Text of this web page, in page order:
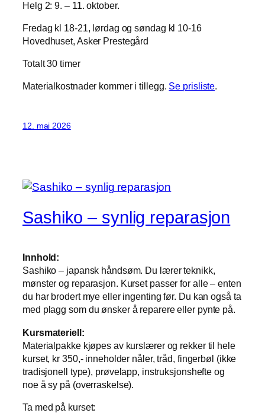
Helg 2: 9. – 11. oktober.
Fredag kl 18-21, lørdag og søndag kl 10-16
Hovedhuset, Asker Prestegård
Totalt 30 timer
Materialkostnader kommer i tillegg. Se prisliste.
12. mai 2026
Sashiko – synlig reparasjon
Innhold:
Sashiko – japansk håndsøm. Du lærer teknikk,
mønster og reparasjon. Kurset passer for alle – enten
du har brodert mye eller ingenting før. Du kan også ta
med plagg som du ønsker å reparere eller pynte på.
Kursmateriell:
Materialpakke kjøpes av kurslærer og rekker til hele
kurset, kr 350,- inneholder nåler, tråd, fingerbøl (ikke
tradisjonell type), prøvelapp, instruksjonshefte og
noe å sy på (overraskelse).
Ta med på kurset: